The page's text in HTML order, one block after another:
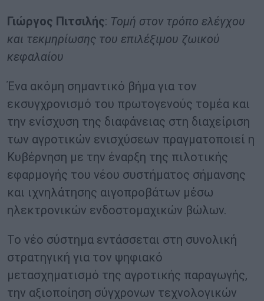
Γιώργος Πιτσιλής: Τομή στον τρόπο ελέγχου
και τεκμηρίωσης του επιλέξιμου ζωικού
κεφαλαίου
Ένα ακόμη σημαντικό βήμα για τον
εκσυγχρονισμό του πρωτογενούς τομέα και
την ενίσχυση της διαφάνειας στη διαχείριση
των αγροτικών ενισχύσεων πραγματοποιεί η
Κυβέρνηση με την έναρξη της πιλοτικής
εφαρμογής του νέου συστήματος σήμανσης
και ιχνηλάτησης αιγοπροβάτων μέσω
ηλεκτρονικών ενδοστομαχικών βώλων.
Το νέο σύστημα εντάσσεται στη συνολική
στρατηγική για τον ψηφιακό
μετασχηματισμό της αγροτικής παραγωγής,
την αξιοποίηση σύγχρονων τεχνολογικών